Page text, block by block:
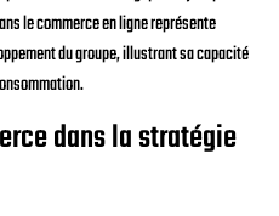
le commerce en ligne représente
du groupe, illustrant sa capacité
dans la stratégie